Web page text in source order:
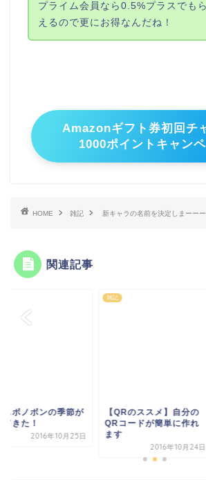
プライム会員なら0.5%プラスでもら
えるので更にお得なんだね！
Amazonギフト券初回チ
1000ポイントキャン
HOME 雑記 新キャラの名前を決定しまーーー
関連記事
のススメ】自分の
ードが簡単に作れ
マンガ
再認識した基礎の重要
性！マンガで振り返る基
礎の役割と応用
2017年2月23日